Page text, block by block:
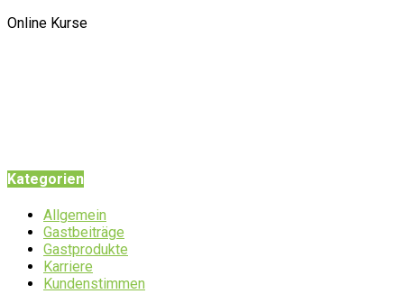
Online Kurse
Kategorien
Allgemein
Gastbeiträge
Gastprodukte
Karriere
Kundenstimmen